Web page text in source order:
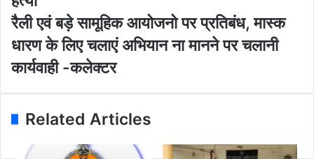
i
a
d
d
के
मा
ले
में
ज
य
रै
ए
वं
ड़े
मू
रैली एवं बड़े सामूहिक आयोजनो पर प्रतिबंध, मास्क
धारण के लिए चलाएं अभियान ना मानने पर चलानी
कार्यवाही -कलेक्टर
Related Articles